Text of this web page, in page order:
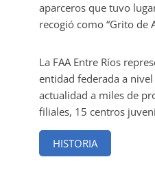
aparceros que tuvo
recogió como “Grito de
La FAA Entre Ríos
entidad federada a
actualidad a miles de
filiales, 15 centros
HISTORIA